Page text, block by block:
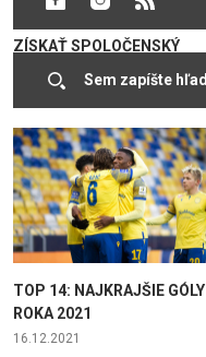
ZÍSKAŤ SPOLOČENSKÝ
PRIESTOR
18.08.2022
TOP 14: NAJKRAJŠIE GÓLY
ROKA 2021
16.12.2021